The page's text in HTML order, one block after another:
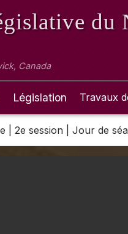
du
Canada
Législation Travaux
| 2e session | Jour de